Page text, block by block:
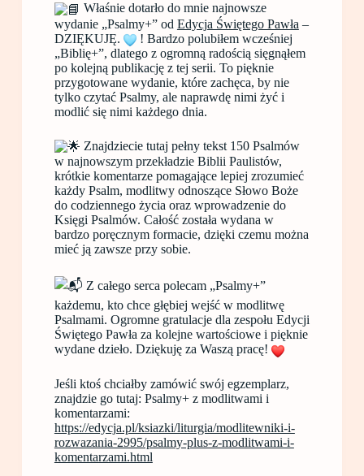
Właśnie dotarło do mnie najnowsze
wydanie „Psalmy+” od Edycja Świętego Pawła –
DZIĘKUJĘ.
! Bardzo polubiłem wcześniej
„Biblię+”, dlatego z ogromną radością sięgnąłem
po kolejną publikację z tej serii. To pięknie
przygotowane wydanie, które zachęca, by nie
tylko czytać Psalmy, ale naprawdę nimi żyć i
modlić się nimi każdego dnia.
Znajdziecie tutaj pełny tekst 150 Psalmów
w najnowszym przekładzie Biblii Paulistów,
krótkie komentarze pomagające lepiej zrozumieć
każdy Psalm, modlitwy odnoszące Słowo Boże
do codziennego życia oraz wprowadzenie do
Księgi Psalmów. Całość została wydana w
bardzo poręcznym formacie, dzięki czemu można
mieć ją zawsze przy sobie.
Z całego serca polecam „Psalmy+”
każdemu, kto chce głębiej wejść w modlitwę
Psalmami. Ogromne gratulacje dla zespołu Edycji
Świętego Pawła za kolejne wartościowe i pięknie
wydane dzieło. Dziękuję za Waszą pracę!
Jeśli ktoś chciałby zamówić swój egzemplarz,
znajdzie go tutaj: Psalmy+ z modlitwami i
komentarzami:
https://edycja.pl/ksiazki/liturgia/modlitewniki-i-
rozwazania-2995/psalmy-plus-z-modlitwami-i-
komentarzami.html